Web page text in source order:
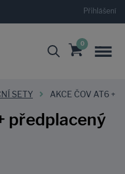
Přihlášení
0
SETY AKCE ČOV AT6 +
předplacený